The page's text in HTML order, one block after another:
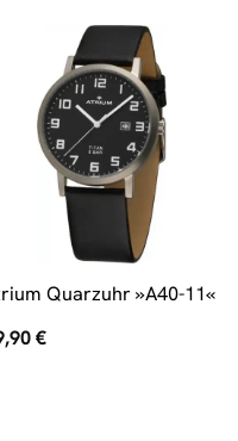
Quarzuhr »A40-11«
€